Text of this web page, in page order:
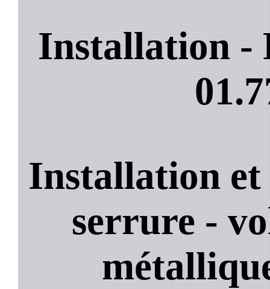
Installation -
Installation
serrure -